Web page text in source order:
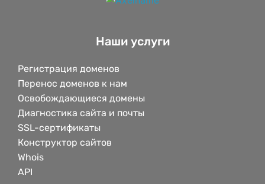
Наши услуги
Регистрация доменов
Перенос доменов к нам
Освобождающиеся домены
Диагностика сайта и почты
SSL-сертификаты
Конструктор сайтов
Whois
API